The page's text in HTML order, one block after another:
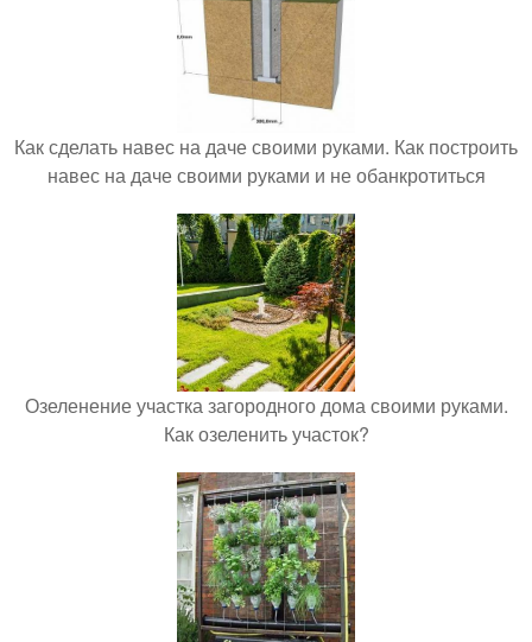
Как сделать навес на даче своими руками. Как построить
навес на даче своими руками и не обанкротиться
Озеленение участка загородного дома своими руками.
Как озеленить участок?